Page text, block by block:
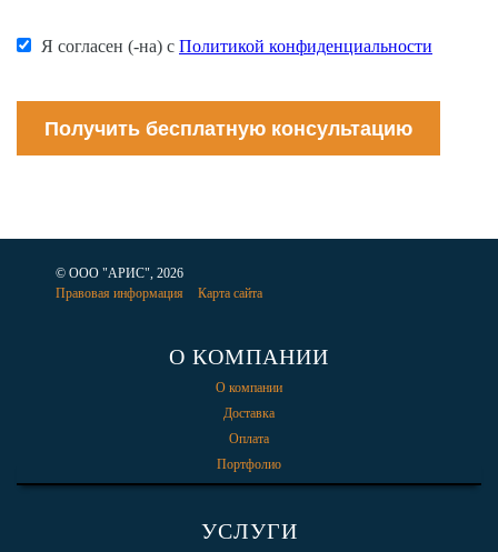
Я согласен (-на) с Политикой конфиденциальности
Получить бесплатную консультацию
© ООО "АРИС", 2026
Правовая информация
Карта сайта
О КОМПАНИИ
О компании
Доставка
Оплата
Портфолио
УСЛУГИ